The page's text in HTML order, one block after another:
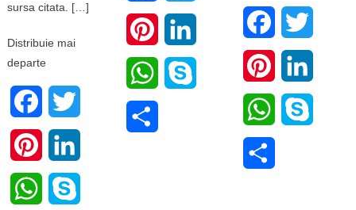
sursa citata. […]
Distribuie mai
departe
Facebook
Pinterest
WhatsApp
Pinterest
WhatsApp
Facebook
Pinterest
WhatsApp